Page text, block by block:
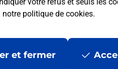
notre politique de cookies.
et fermer